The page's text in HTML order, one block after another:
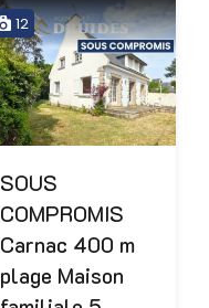
12
SOUS
COMPROMIS
Carnac 400 m
plage Maison